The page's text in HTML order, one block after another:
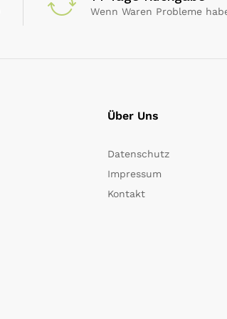
Wenn Waren Probleme
Über Uns
Datenschutz
Impressum
Kontakt